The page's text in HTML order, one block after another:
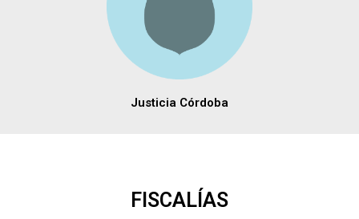
Justicia Córdoba
FISCALÍAS